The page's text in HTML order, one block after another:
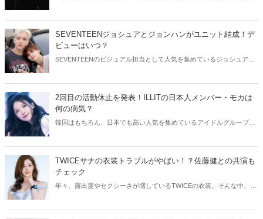
SEVENTEENジョシュアとジョンハンがユニット結成！デ
ビューはいつ？
SEVENTEENのビジュアル担当として人気を集めているジョシュアと
2回目の活動休止を発表！ILLITの日本人メンバー・モカは
何の病気？
韓国はもちろん、日本でも高い人気を集めているアイドルグループ・
TWICEサナの衣装トラブルがやばい！？佐藤健との共演も
チェック
年々、露出度やセクシーさが増しているTWICEの衣装。そんな中、